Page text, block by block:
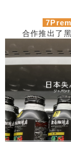
合作推出了